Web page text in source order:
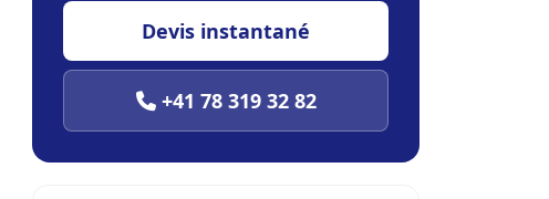
Devis instantané
+41 78 319 32 82